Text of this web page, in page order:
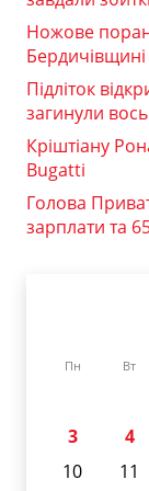
Ножове
Підліток
загинули
Кріштіану
Bugatti
Голова
зарплати та
Пн Вт
3
4
10
11